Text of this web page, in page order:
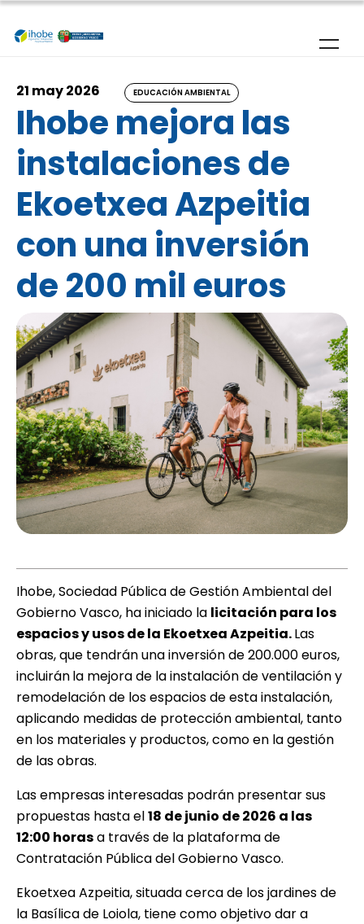
Pasar al contenido principal
21 may 2026 EDUCACIÓN AMBIENTAL
Ihobe mejora las
instalaciones de
Ekoetxea Azpeitia
con una inversión
de 200 mil euros
Ihobe, Sociedad Pública de Gestión Ambiental del
Gobierno Vasco, ha iniciado la licitación para los
espacios y usos de la Ekoetxea Azpeitia.Las
obras, que tendrán una inversión de 200.000 euros,
incluiránla mejora de la instalación de ventilación y
remodelación de los espacios de esta instalación,
aplicando medidas de protección ambiental, tanto
en los materiales y productos, como en la gestión
de las obras.
Las empresas interesadas podrán presentar sus
propuestas hasta el18 de junio de 2026 a las
12:00 horasa través de la plataforma de
Contratación Pública del Gobierno Vasco.
Ekoetxea Azpeitia, situada cerca de los jardines de
la Basílica de Loiola, tiene como objetivo dar a